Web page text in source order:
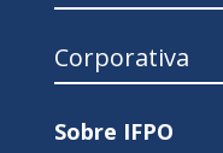
Corporativa
Sobre IFPO